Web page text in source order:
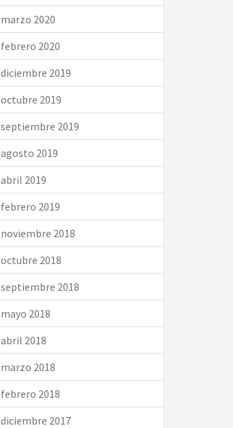
marzo 2020
febrero 2020
diciembre 2019
octubre 2019
septiembre 2019
agosto 2019
abril 2019
febrero 2019
noviembre 2018
octubre 2018
septiembre 2018
mayo 2018
abril 2018
marzo 2018
febrero 2018
diciembre 2017